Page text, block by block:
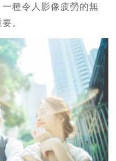
種令人影像疲勞的無
。